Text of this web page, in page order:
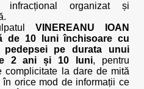
infracțional organizat și
VINEREANU IOAN
de 10 luni închisoare cu
pedepsei pe durata unui
2 ani și 10 luni, pentru
complicitate la dare de mită
orice mod de informații ce